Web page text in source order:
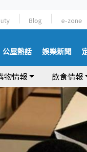
Blog e-zone
公屋熱話 娛樂新聞
物情報 飲食情報